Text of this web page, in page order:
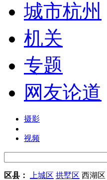
城市杭州
机关
专题
网友论道
摄影
视频
区县： 上城区 拱墅区 西湖区